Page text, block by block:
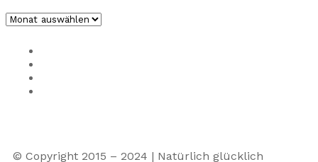
© Copyright 2015 – 2024 | Natürlich glücklich